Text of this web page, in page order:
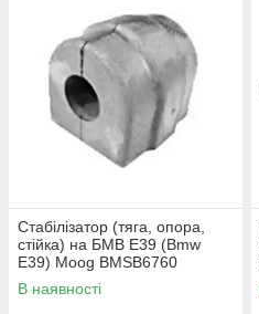
Стабілізатор (тяга, опора,
стійка) на БМВ Е39 (Bmw
E39) Moog BMSB6760
В наявності